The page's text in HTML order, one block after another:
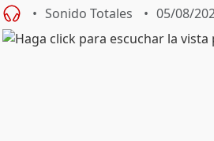
Sonido Totales 05/08/